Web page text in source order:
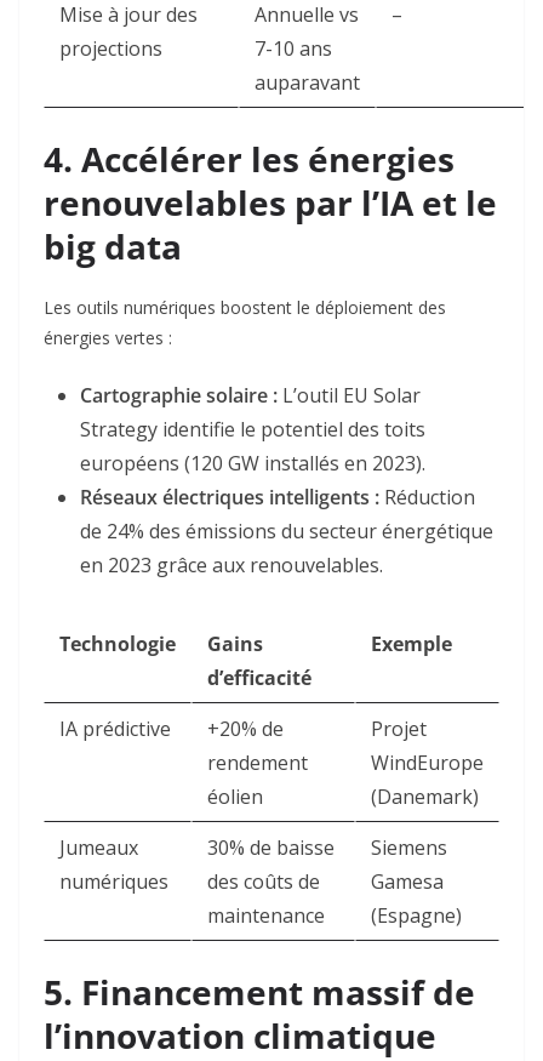
Mise à jour des
projections
Annuelle vs
7-10 ans
auparavant
–
4. Accélérer les énergies
renouvelables par l’IA et le
big data
Les outils numériques boostent le déploiement des
énergies vertes :
Cartographie solaire : L’outil EU Solar
Strategy identifie le potentiel des toits
européens (120 GW installés en 2023).
Réseaux électriques intelligents : Réduction
de 24% des émissions du secteur énergétique
en 2023 grâce aux renouvelables.
Technologie
Gains
d’efficacité
Exemple
IA prédictive
+20% de
rendement
éolien
Projet
WindEurope
(Danemark)
Jumeaux
numériques
30% de baisse
des coûts de
maintenance
Siemens
Gamesa
(Espagne)
5. Financement massif de
l’innovation climatique